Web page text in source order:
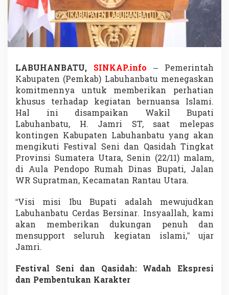
n
g
n
k
a
b
L
a
u
h
a
n
b
a
t
u
n
t
u
k
K
g
i
a
LABUHANBATU, SINKAP.info – Pemerintah
Kabupaten (Pemkab) Labuhanbatu menegaskan
komitmennya untuk memberikan perhatian
khusus terhadap kegiatan bernuansa Islami.
Hal ini disampaikan Wakil Bupati
Labuhanbatu, H. Jamri ST, saat melepas
kontingen Kabupaten Labuhanbatu yang akan
mengikuti Festival Seni dan Qasidah Tingkat
Provinsi Sumatera Utara, Senin (22/11) malam,
di Aula Pendopo Rumah Dinas Bupati, Jalan
WR Supratman, Kecamatan Rantau Utara.
“Visi misi Ibu Bupati adalah mewujudkan
Labuhanbatu Cerdas Bersinar. Insyaallah, kami
akan memberikan dukungan penuh dan
mensupport seluruh kegiatan islami,” ujar
Jamri.
Festival Seni dan Qasidah: Wadah Ekspresi
dan Pembentukan Karakter